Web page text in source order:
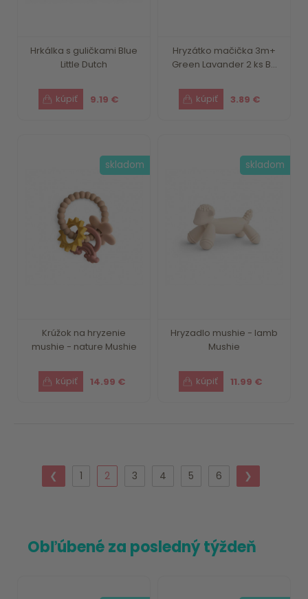
Hrkálka s guličkami Blue
Little Dutch
9.19 €
Hryzátko mačička 3m+
Green Lavander 2 ks B...
3.89 €
Krúžok na hryzenie
mushie - nature Mushie
14.99 €
skladom
Hryzadlo mushie - lamb
Mushie
11.99 €
skladom
❮ 1 2 3 4 5 6 ❯
Obľúbené za posledný týždeň